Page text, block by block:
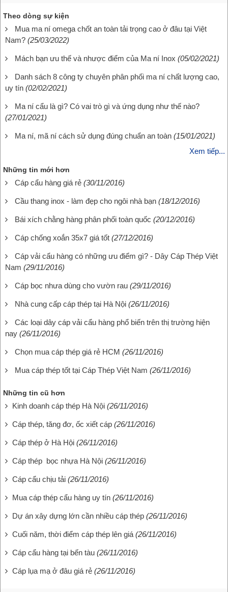
Theo dòng sự kiện
Mua ma ní omega chốt an toàn tải trọng cao ở đâu tại Việt
Nam? (25/03/2022)
Mách bạn ưu thế và nhược điểm của Ma ní Inox (05/02/2021)
Danh sách 8 công ty chuyên phân phối ma ní chất lượng cao,
uy tín (02/02/2021)
Ma ní cẩu là gì? Có vai trò gì và ứng dụng như thế nào?
(27/01/2021)
Ma ní, mã ní cách sử dụng đúng chuẩn an toàn (15/01/2021)
Xem tiếp...
Những tin mới hơn
Cáp cẩu hàng giá rẻ (30/11/2016)
Cầu thang inox - làm đẹp cho ngôi nhà bạn (18/12/2016)
Bái xích chằng hàng phân phối toàn quốc (20/12/2016)
Cáp chống xoắn 35x7 giá tốt (27/12/2016)
Cáp vải cẩu hàng có những ưu điểm gì? - Dây Cáp Thép Việt
Nam (29/11/2016)
Cáp bọc nhưa dùng cho vườn rau (29/11/2016)
Nhà cung cấp cáp thép tại Hà Nội (26/11/2016)
Các loại dây cáp vải cẩu hàng phổ biến trên thị trường hiện
nay (26/11/2016)
Chọn mua cáp thép giá rẻ HCM (26/11/2016)
Mua cáp thép tốt tại Cáp Thép Việt Nam (26/11/2016)
Những tin cũ hơn
Kinh doanh cáp thép Hà Nội (26/11/2016)
Cáp thép, tăng đơ, ốc xiết cáp (26/11/2016)
Cáp thép ở Hà Hội (26/11/2016)
Cáp thép bọc nhựa Hà Nội (26/11/2016)
Cáp cẩu chịu tải (26/11/2016)
Mua cáp thép cẩu hàng uy tín (26/11/2016)
Dự án xây dựng lớn cần nhiều cáp thép (26/11/2016)
Cuối năm, thời điểm cáp thép lên giá (26/11/2016)
Cáp cẩu hàng tại bến tàu (26/11/2016)
Cáp lụa mạ ở đâu giá rẻ (26/11/2016)